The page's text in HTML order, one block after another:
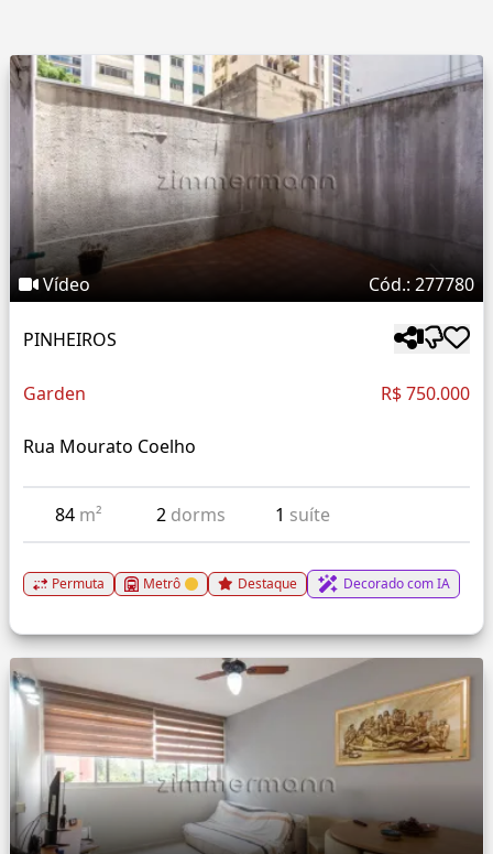
Vídeo Cód.: 277780
PINHEIROS
Garden R$ 750.000
Rua Mourato Coelho
84 m² 2 dorms 1 suíte
Permuta Metrô Destaque Decorado com IA